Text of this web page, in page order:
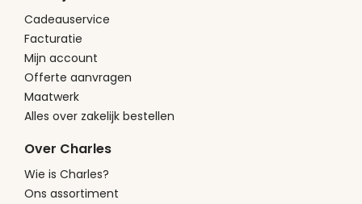
Cadeauservice
Facturatie
Mijn account
Offerte aanvragen
Maatwerk
Alles over zakelijk bestellen
Over Charles
Wie is Charles?
Ons assortiment